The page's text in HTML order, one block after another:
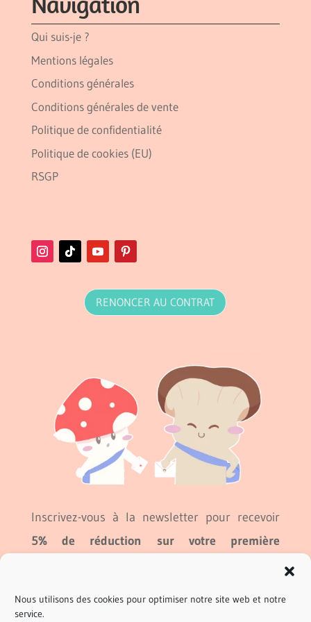
Nous utilisons des cookies pour optimiser notre site web et notre
service.
Qui suis-je ?
Mentions légales
Conditions générales
Conditions générales de vente
Politique de confidentialité
Politique de cookies (EU)
RSGP
RENONCER AU CONTRAT
Inscrivez-vous à la newsletter pour recevoir
5% de réduction sur votre première